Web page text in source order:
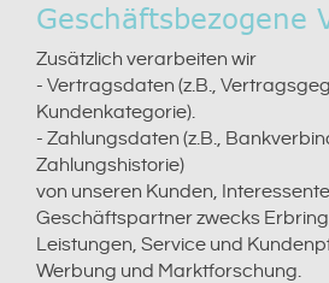
Geschäftsbezogene
Zusätzlich verarbeiten wir
- Vertragsdaten (z.B.,
Kundenkategorie).
- Zahlungsdaten (z.B.,
Zahlungshistorie)
von unseren Kunden,
Geschäftspartner zwecks
Leistungen, Service und
Werbung und Marktforschung.